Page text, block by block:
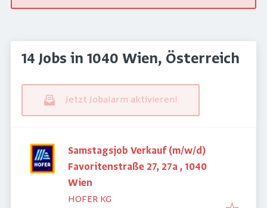
14 Jobs in 1040 Wien, Österreich
Jetzt Jobalarm aktivieren!
Samstagsjob Verkauf (m/w/d)
Favoritenstraße 27, 27a , 1040
Wien
HOFER KG